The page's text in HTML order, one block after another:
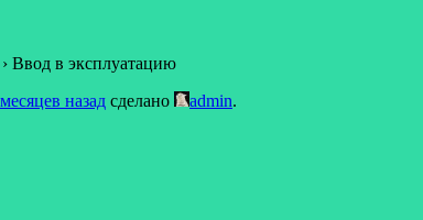
› Ввод в эксплуатацию
назад сделано admin.